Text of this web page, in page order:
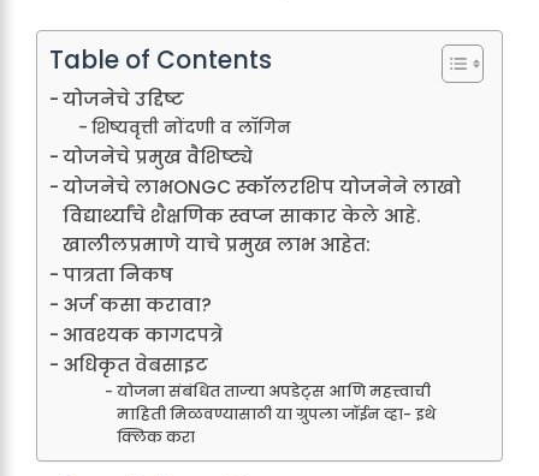
Table of Contents
योजनेचे उद्दिष्ट
शिष्यवृत्ती नोंदणी व लॉगिन
योजनेचे प्रमुख वैशिष्ट्ये
योजनेचे लाभONGC स्कॉलरशिप योजनेने लाखो
विद्यार्थ्यांचे शैक्षणिक स्वप्न साकार केले आहे.
खालीलप्रमाणे याचे प्रमुख लाभ आहेत:
पात्रता निकष
अर्ज कसा करावा?
आवश्यक कागदपत्रे
अधिकृत वेबसाइट
योजना संबंधित ताज्या अपडेट्स आणि महत्त्वाची
माहिती मिळवण्यासाठी या ग्रुपला जॉईन व्हा- इथे
क्लिक करा